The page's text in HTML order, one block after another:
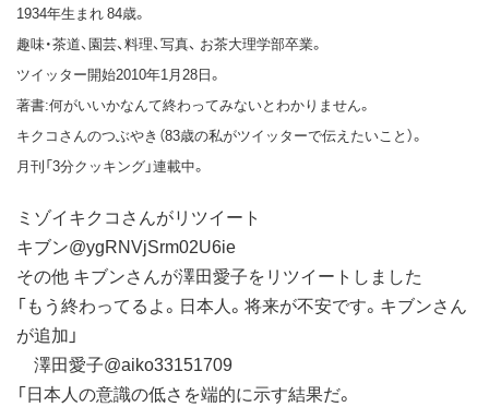
1934年生まれ 84歳。
趣味・茶道、園芸、料理、写真、 お茶大理学部卒業。
ツイッター開始2010年1月28日。
著書:何がいいかなんて終わってみないとわかりません。
キクコさんのつぶやき（83歳の私がツイッターで伝えたいこと）。
月刊「3分クッキング」連載中。
ミゾイキクコさんがリツイート
キブン@ygRNVjSrm02U6ie
その他 キブンさんが澤田愛子をリツイートしました
「もう終わってるよ。日本人。将来が不安です。キブンさん
が追加」
澤田愛子@aiko33151709
「日本人の意識の低さを端的に示す結果だ。